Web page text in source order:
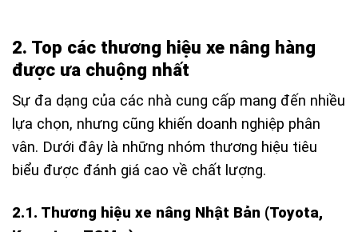
2. Top các thương hiệu xe nâng hàng
được ưa chuộng nhất
Sự đa dạng của các nhà cung cấp mang đến nhiều
lựa chọn, nhưng cũng khiến doanh nghiệp phân
vân. Dưới đây là những nhóm thương hiệu tiêu
biểu được đánh giá cao về chất lượng.
2.1. Thương hiệu xe nâng Nhật Bản (Toyota,